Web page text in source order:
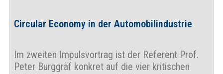
Circular Economy in der Automobilindustrie
Im zweiten Impulsvortrag ist der Referent Prof.
Peter Burggräf konkret auf die vier kritischen